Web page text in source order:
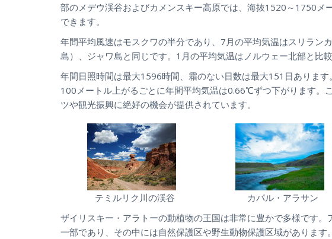
部のメデウ渓谷およびカメンスキー高原では、海抜1520～1750メ
できます。
年間平均風速はモスクワの半分であり、7月の平均気温はスリラン
島）、ジャワ島と同じです。1月の平均気温はノルウェー北部と比較
年間日照時間は最大1596時間、霜のない日数は最大151日ありま
100メートル上がるごとに年間平均気温は0.66℃ずつ下がります。
ツや観光振興に絶好の機会が提供されています。
テミルリク川の渓谷 カパル・アラサン
ザイリスキー・アラトーの動植物の王国は非常に豊かで多様です
一部であり、その中には自然保護区や野生動物保護区域がありま